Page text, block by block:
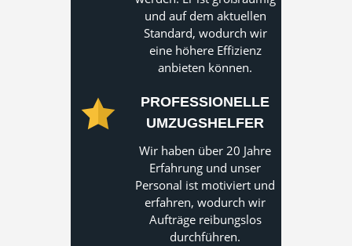
und auf dem aktuellen
Standard, wodurch wir
eine höhere Effizienz
anbieten können.
PROFESSIONELLE
UMZUGSHELFER
Wir haben über 20 Jahre
Erfahrung und unser
Personal ist motiviert und
erfahren, wodurch wir
Aufträge reibungslos
durchführen.